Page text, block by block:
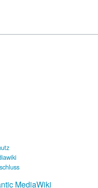
MediaWiki